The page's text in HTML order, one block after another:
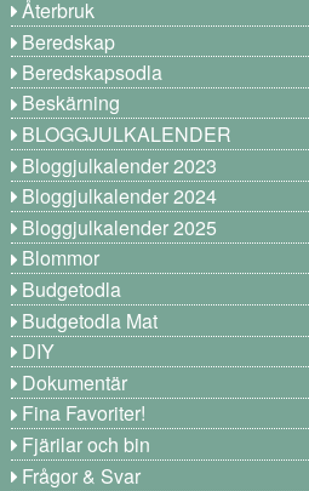
Återbruk
Beredskap
Beredskapsodla
Beskärning
BLOGGJULKALENDER
Bloggjulkalender 2023
Bloggjulkalender 2024
Bloggjulkalender 2025
Blommor
Budgetodla
Budgetodla Mat
DIY
Dokumentär
Fina Favoriter!
Fjärilar och bin
Frågor & Svar